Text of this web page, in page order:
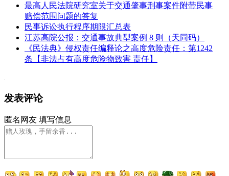
最高人民法院研究室关于交通肇事刑事案件附带民事
赔偿范围问题的答复
民事诉讼执行程序期限汇总表
江苏高院公报：交通事故典型案例 8 则（天同码）
《民法典》侵权责任编释论之高度危险责任：第1242
条【非法占有高度危险物致害 责任】
发表评论
匿名网友 填写信息